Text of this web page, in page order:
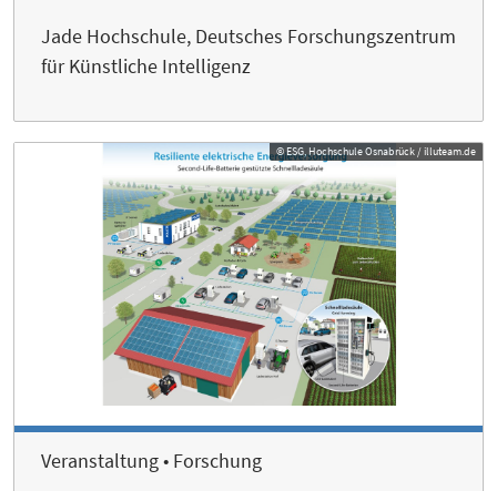
Jade Hochschule, Deutsches Forschungszentrum
für Künstliche Intelligenz
© ESG, Hochschule Osnabrück / illuteam.de
Veranstaltung • Forschung